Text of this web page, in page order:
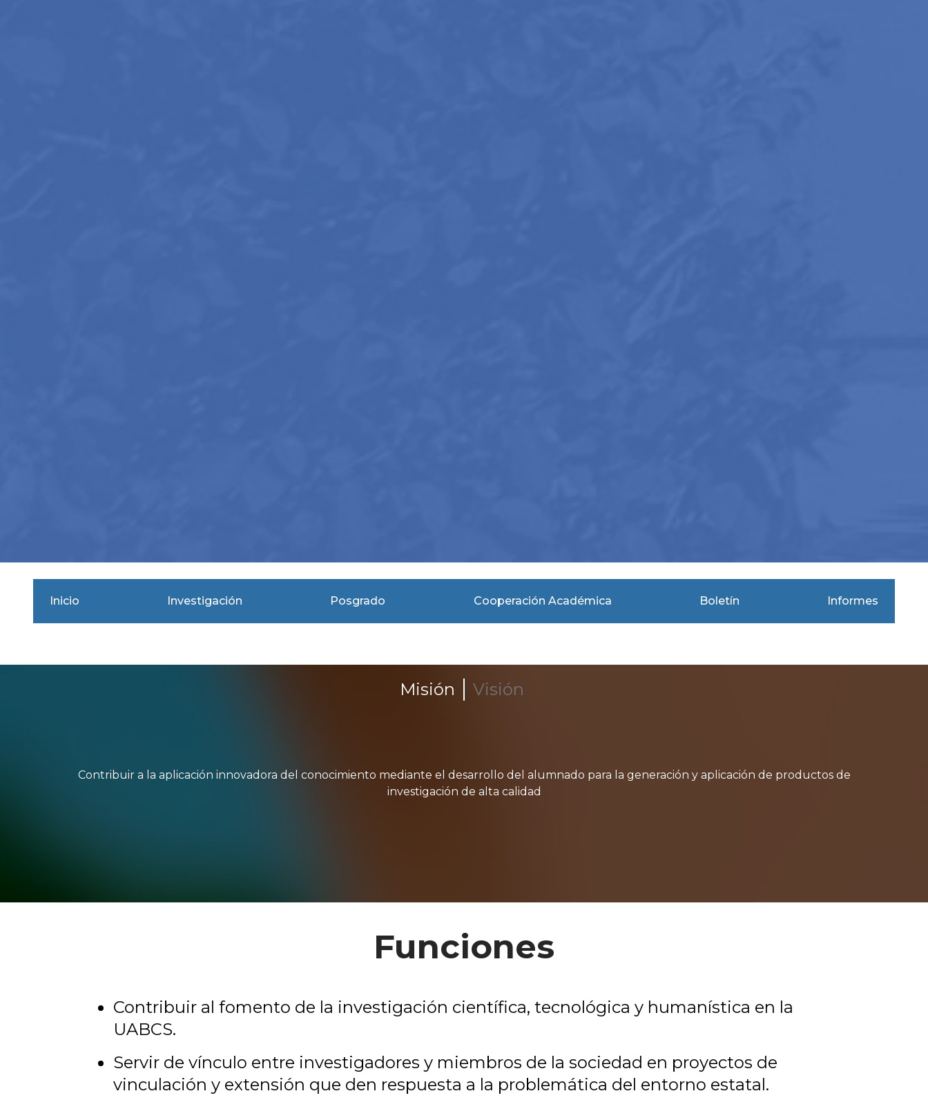
Inicio Investigación Posgrado Cooperación Académica Boletín Informes
Misión Visión
Contribuir a la aplicación innovadora del conocimiento mediante el desarrollo del alumnado para la generación y aplicación de productos de
investigación de alta calidad
Funciones
Contribuir al fomento de la investigación científica, tecnológica y humanística en la
UABCS.
Servir de vínculo entre investigadores y miembros de la sociedad en proyectos de
vinculación y extensión que den respuesta a la problemática del entorno estatal.